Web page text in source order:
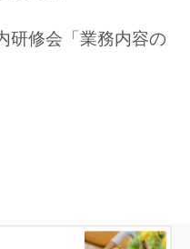
会「業務内容の